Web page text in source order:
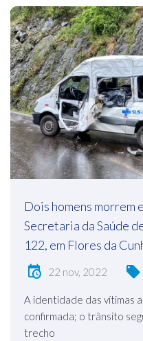
Dois homens morrem
Secretaria da Saúde
122, em Flores da
22 nov, 2022
A identidade das vítimas
confirmada; o trânsito
trecho